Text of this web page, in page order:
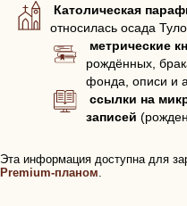
Католическая
относилась осада
метрические
рождённых,
фонда, описи и
ссылки на
записей
Эта информация доступна для
Premium-планом.